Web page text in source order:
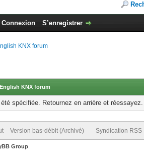
Connexion S’enregistrer
KNX forum
KNX forum
spécifiée. Retournez en arrière et réessayez.
Version bas-débit (Archivé) Syndication RSS
Group